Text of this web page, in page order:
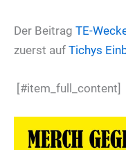
Der Beitrag TE-
zuerst auf Tichys
[#item_full_content]